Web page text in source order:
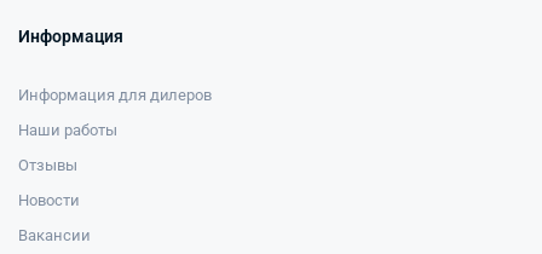
Информация
Информация для дилеров
Наши работы
Отзывы
Новости
Вакансии